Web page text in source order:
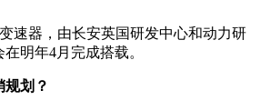
速器，由长安英国研发中心和动力研
明年4月完成搭载。
规划？